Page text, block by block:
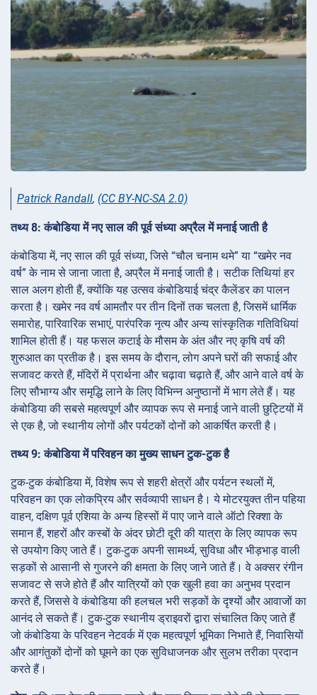
Patrick Randall, (CC BY-NC-SA 2.0)
तथ्य 8: कंबोडिया में नए साल की पूर्व संध्या अप्रैल में मनाई जाती है
कंबोडिया में, नए साल की पूर्व संध्या, जिसे “चौल चनाम थमे” या “खमेर नव
वर्ष” के नाम से जाना जाता है, अप्रैल में मनाई जाती है। सटीक तिथियां हर
साल अलग होती हैं, क्योंकि यह उत्सव कंबोडियाई चंद्र कैलेंडर का पालन
करता है। खमेर नव वर्ष आमतौर पर तीन दिनों तक चलता है, जिसमें धार्मिक
समारोह, पारिवारिक सभाएं, पारंपरिक नृत्य और अन्य सांस्कृतिक गतिविधियां
शामिल होती हैं। यह फसल कटाई के मौसम के अंत और नए कृषि वर्ष की
शुरुआत का प्रतीक है। इस समय के दौरान, लोग अपने घरों की सफाई और
सजावट करते हैं, मंदिरों में प्रार्थना और चढ़ावा चढ़ाते हैं, और आने वाले वर्ष के
लिए सौभाग्य और समृद्धि लाने के लिए विभिन्न अनुष्ठानों में भाग लेते हैं। यह
कंबोडिया की सबसे महत्वपूर्ण और व्यापक रूप से मनाई जाने वाली छुट्टियों में
से एक है, जो स्थानीय लोगों और पर्यटकों दोनों को आकर्षित करती है।
तथ्य 9: कंबोडिया में परिवहन का मुख्य साधन टुक-टुक है
टुक-टुक कंबोडिया में, विशेष रूप से शहरी क्षेत्रों और पर्यटन स्थलों में,
परिवहन का एक लोकप्रिय और सर्वव्यापी साधन है। ये मोटरयुक्त तीन पहिया
वाहन, दक्षिण पूर्व एशिया के अन्य हिस्सों में पाए जाने वाले ऑटो रिक्शा के
समान हैं, शहरों और कस्बों के अंदर छोटी दूरी की यात्रा के लिए व्यापक रूप
से उपयोग किए जाते हैं। टुक-टुक अपनी सामर्थ्य, सुविधा और भीड़भाड़ वाली
सड़कों से आसानी से गुजरने की क्षमता के लिए जाने जाते हैं। वे अक्सर रंगीन
सजावट से सजे होते हैं और यात्रियों को एक खुली हवा का अनुभव प्रदान
करते हैं, जिससे वे कंबोडिया की हलचल भरी सड़कों के दृश्यों और आवाजों का
आनंद ले सकते हैं। टुक-टुक स्थानीय ड्राइवरों द्वारा संचालित किए जाते हैं
जो कंबोडिया के परिवहन नेटवर्क में एक महत्वपूर्ण भूमिका निभाते हैं, निवासियों
और आगंतुकों दोनों को घूमने का एक सुविधाजनक और सुलभ तरीका प्रदान
करते हैं।